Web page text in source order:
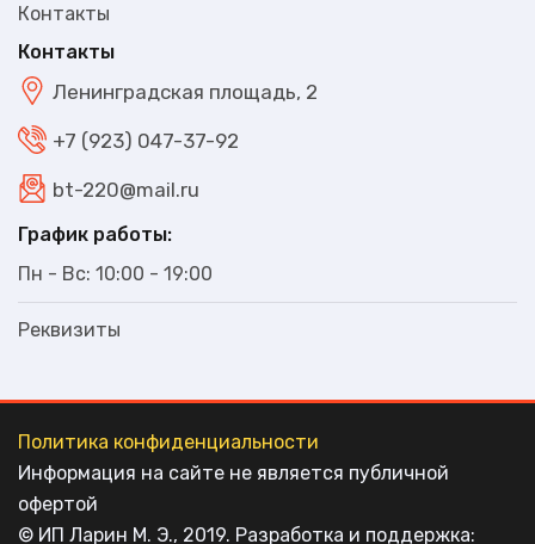
Контакты
Контакты
Ленинградская площадь, 2
+7 (923) 047-37-92
bt-220@mail.ru
График работы:
Пн - Вс: 10:00 - 19:00
Реквизиты
© ИП Ларин М. Э., 2019. Разработка и поддержка:
Политика конфиденциальности
Информация на сайте не является публичной
офертой